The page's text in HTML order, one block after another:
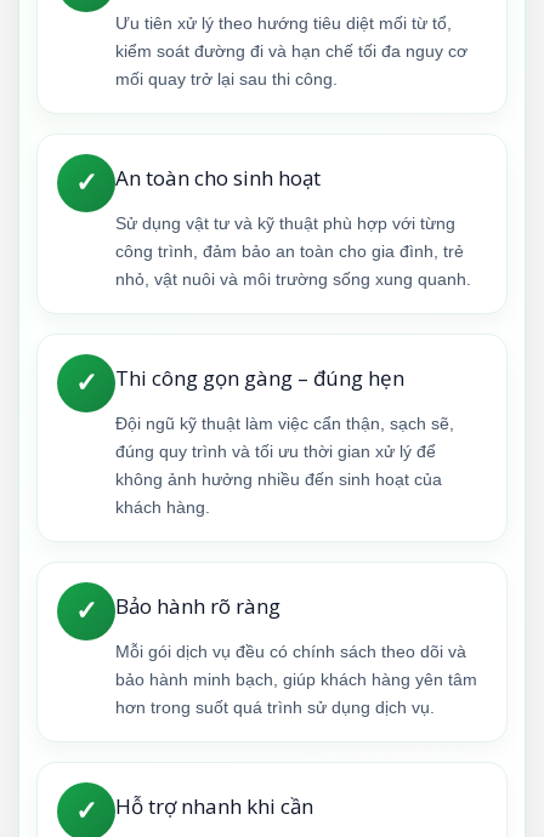
Ưu tiên xử lý theo hướng tiêu diệt mối từ tổ,
kiểm soát đường đi và hạn chế tối đa nguy cơ
mối quay trở lại sau thi công.
✓ An toàn cho sinh hoạt
Sử dụng vật tư và kỹ thuật phù hợp với từng
công trình, đảm bảo an toàn cho gia đình, trẻ
nhỏ, vật nuôi và môi trường sống xung quanh.
✓ Thi công gọn gàng – đúng hẹn
Đội ngũ kỹ thuật làm việc cẩn thận, sạch sẽ,
đúng quy trình và tối ưu thời gian xử lý để
không ảnh hưởng nhiều đến sinh hoạt của
khách hàng.
✓ Bảo hành rõ ràng
Mỗi gói dịch vụ đều có chính sách theo dõi và
bảo hành minh bạch, giúp khách hàng yên tâm
hơn trong suốt quá trình sử dụng dịch vụ.
✓ Hỗ trợ nhanh khi cần